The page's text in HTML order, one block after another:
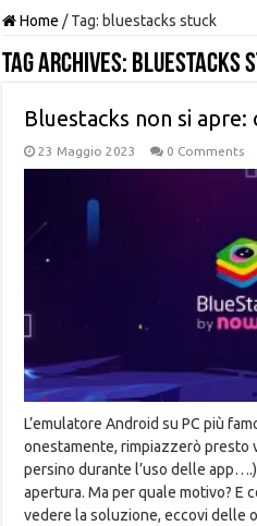
Home / Tag: bluestacks stuck
Tag Archives: bluestacks
Bluestacks non si
23 Maggio 2023 0 Comments
L’emulatore Android su PC più
onestamente, rimpiazzerò presto
persino durante l’uso delle
apertura. Ma per quale motivo? E
vedere la soluzione, eccovi delle